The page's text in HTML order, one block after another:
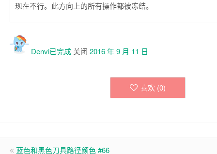
现在不行。此方向上的所有操作都被冻结。
Denvi已完成 关闭 2016 年 9 月 11 日
喜欢 (0)
蓝色和黑色刀具路径颜色 #66